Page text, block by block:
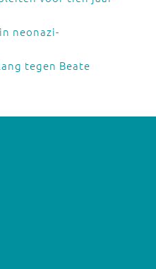
neonazi-
tegen Beate